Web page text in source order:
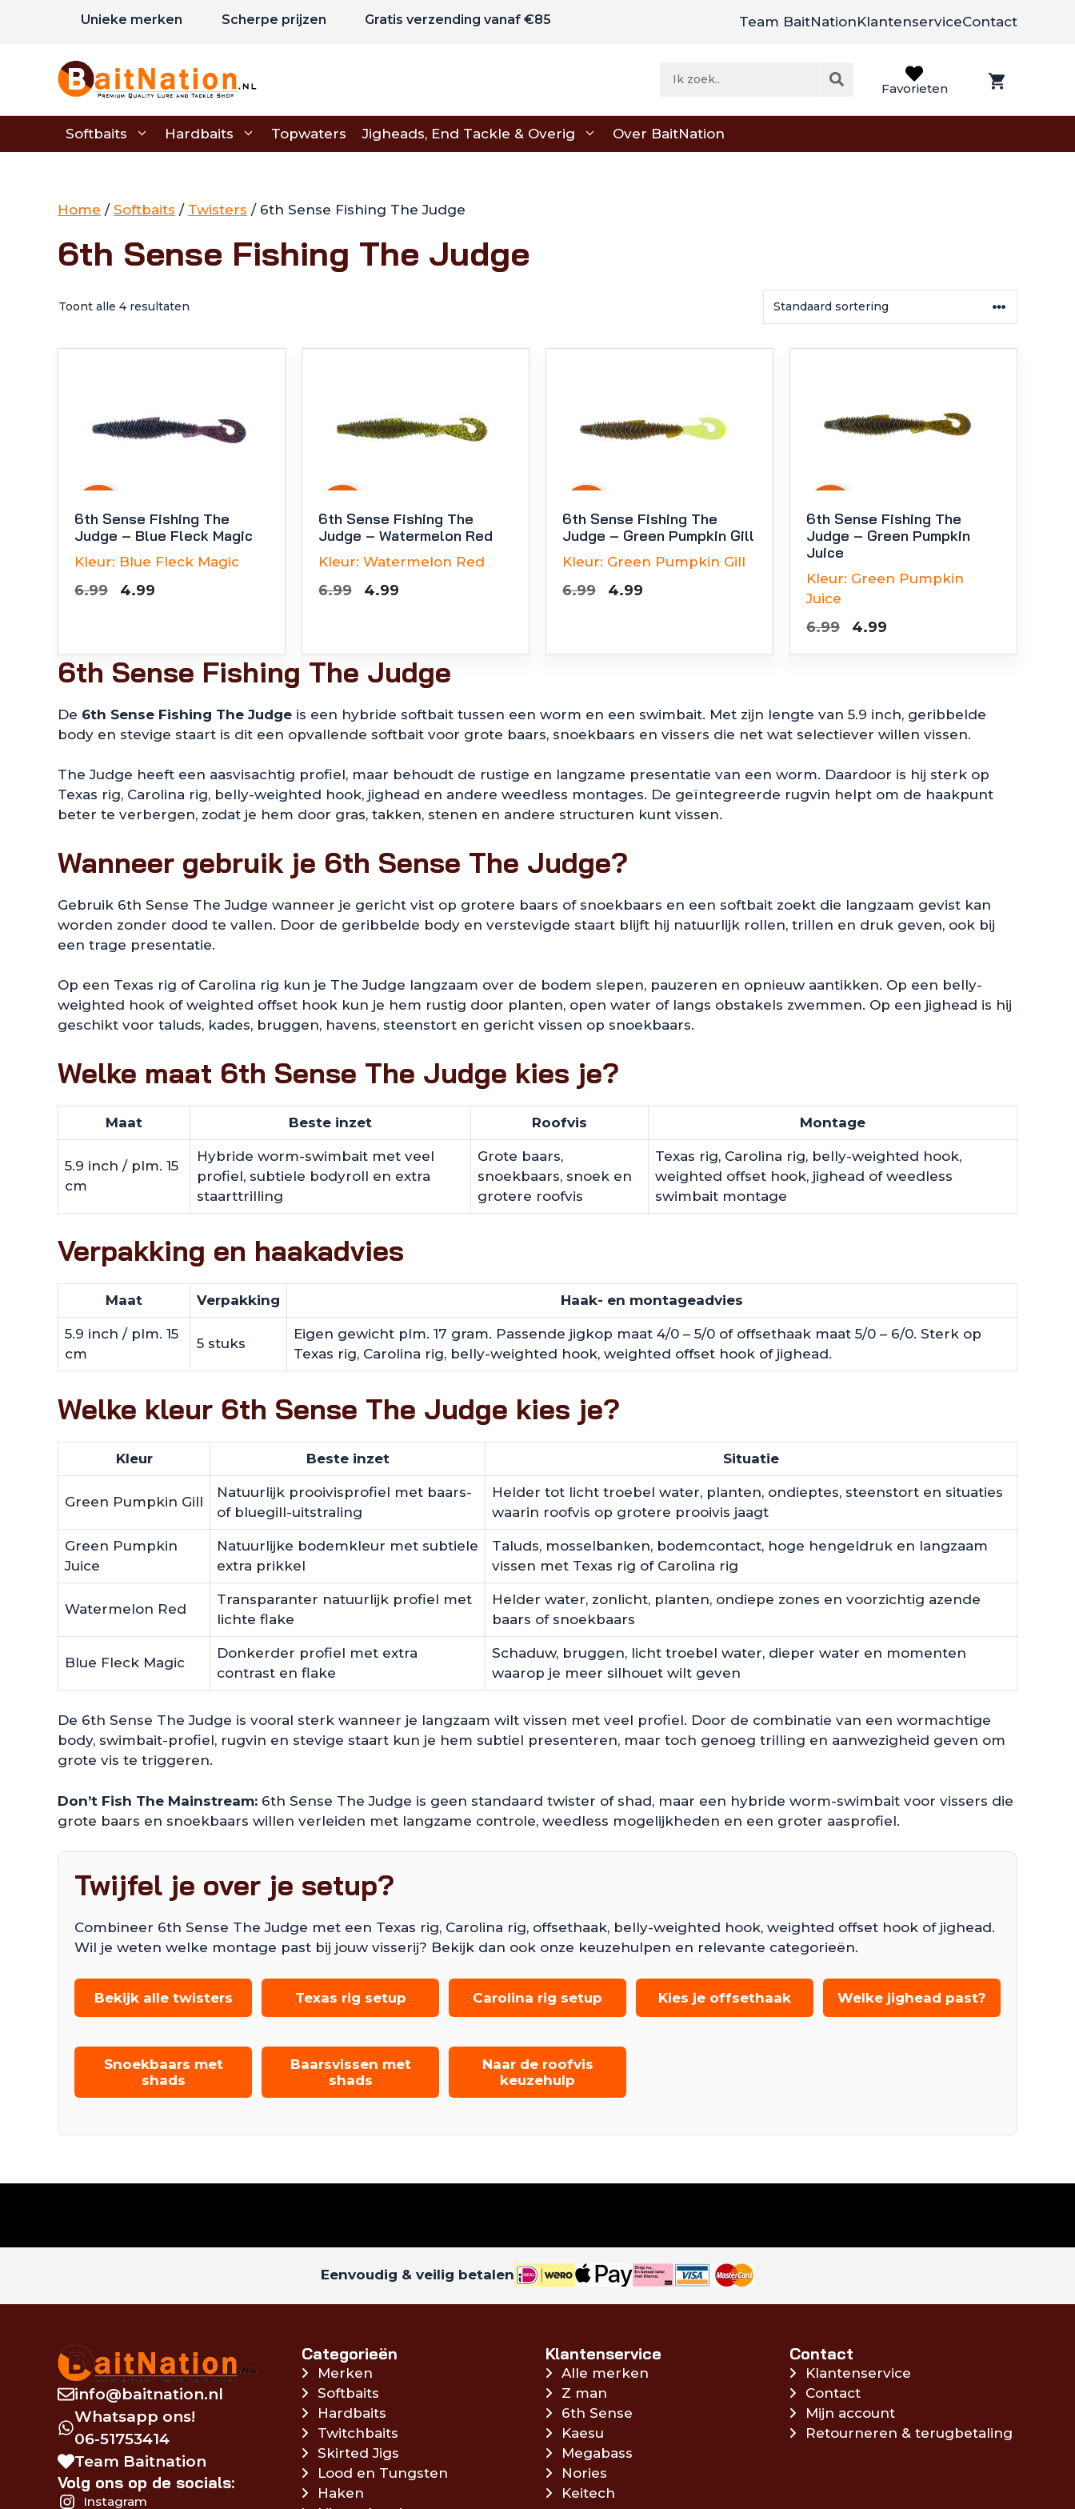
Unieke merken Scherpe prijzen Gratis verzending vanaf €85 Team BaitNationKlantenserviceContact
Favorieten
Softbaits Hardbaits Topwaters Jigheads, End Tackle & Overig Over BaitNation
Home / Softbaits / Twisters / 6th Sense Fishing The Judge
6th Sense Fishing The Judge
Toont alle 4 resultaten
6th Sense Fishing The
Judge – Blue Fleck Magic
Kleur: Blue Fleck Magic
6.99
Oorspronkelijke
€6.99.
4.99
€4.99.
6th Sense Fishing The
Judge – Watermelon Red
Kleur: Watermelon Red
6.99
Oorspronkelijke
€6.99.
4.99
€4.99.
6th Sense Fishing The
Judge – Green Pumpkin Gill
Kleur: Green Pumpkin Gill
6.99
Oorspronkelijke
€6.99.
4.99
€4.99.
6th Sense Fishing The
Judge – Green Pumpkin
Juice
Kleur: Green Pumpkin
Juice
6.99
Oorspronkelijke
4.99
6th Sense Fishing The Judge
De 6th Sense Fishing The Judge is een hybride softbait tussen een worm en een swimbait. Met zijn lengte van 5.9 inch, geribbelde
body en stevige staart is dit een opvallende softbait voor grote baars, snoekbaars en vissers die net wat selectiever willen vissen.
The Judge heeft een aasvisachtig profiel, maar behoudt de rustige en langzame presentatie van een worm. Daardoor is hij sterk op
Texas rig, Carolina rig, belly-weighted hook, jighead en andere weedless montages. De geïntegreerde rugvin helpt om de haakpunt
beter te verbergen, zodat je hem door gras, takken, stenen en andere structuren kunt vissen.
Wanneer gebruik je 6th Sense The Judge?
Gebruik 6th Sense The Judge wanneer je gericht vist op grotere baars of snoekbaars en een softbait zoekt die langzaam gevist kan
worden zonder dood te vallen. Door de geribbelde body en verstevigde staart blijft hij natuurlijk rollen, trillen en druk geven, ook bij
een trage presentatie.
Op een Texas rig of Carolina rig kun je The Judge langzaam over de bodem slepen, pauzeren en opnieuw aantikken. Op een belly-
weighted hook of weighted offset hook kun je hem rustig door planten, open water of langs obstakels zwemmen. Op een jighead is hij
geschikt voor taluds, kades, bruggen, havens, steenstort en gericht vissen op snoekbaars.
Welke maat 6th Sense The Judge kies je?
Maat Beste inzet Roofvis Montage
5.9 inch / plm. 15
cm
Hybride worm-swimbait met veel
profiel, subtiele bodyroll en extra
staarttrilling
Grote baars,
snoekbaars, snoek en
grotere roofvis
Texas rig, Carolina rig, belly-weighted hook,
weighted offset hook, jighead of weedless
swimbait montage
Verpakking en haakadvies
Maat Verpakking Haak- en montageadvies
5.9 inch / plm. 15
cm
5 stuks
Eigen gewicht plm. 17 gram. Passende jigkop maat 4/0 – 5/0 of offsethaak maat 5/0 – 6/0. Sterk op
Texas rig, Carolina rig, belly-weighted hook, weighted offset hook of jighead.
Welke kleur 6th Sense The Judge kies je?
Kleur Beste inzet Situatie
Green Pumpkin Gill
Natuurlijk prooivisprofiel met baars-
of bluegill-uitstraling
Helder tot licht troebel water, planten, ondieptes, steenstort en situaties
waarin roofvis op grotere prooivis jaagt
Green Pumpkin
Juice
Natuurlijke bodemkleur met subtiele
extra prikkel
Taluds, mosselbanken, bodemcontact, hoge hengeldruk en langzaam
vissen met Texas rig of Carolina rig
Watermelon Red
Transparanter natuurlijk profiel met
lichte flake
Helder water, zonlicht, planten, ondiepe zones en voorzichtig azende
baars of snoekbaars
Blue Fleck Magic
Donkerder profiel met extra
contrast en flake
Schaduw, bruggen, licht troebel water, dieper water en momenten
waarop je meer silhouet wilt geven
De 6th Sense The Judge is vooral sterk wanneer je langzaam wilt vissen met veel profiel. Door de combinatie van een wormachtige
body, swimbait-profiel, rugvin en stevige staart kun je hem subtiel presenteren, maar toch genoeg trilling en aanwezigheid geven om
grote vis te triggeren.
Don’t Fish The Mainstream: 6th Sense The Judge is geen standaard twister of shad, maar een hybride worm-swimbait voor vissers die
grote baars en snoekbaars willen verleiden met langzame controle, weedless mogelijkheden en een groter aasprofiel.
Twijfel je over je setup?
Combineer 6th Sense The Judge met een Texas rig, Carolina rig, offsethaak, belly-weighted hook, weighted offset hook of jighead.
Wil je weten welke montage past bij jouw visserij? Bekijk dan ook onze keuzehulpen en relevante categorieën.
Bekijk alle twisters Texas rig setup Carolina rig setup Kies je offsethaak Welke jighead past?
Snoekbaars met
shads
Baarsvissen met
shads
Naar de roofvis
keuzehulp
Eenvoudig & veilig betalen
info@baitnation.nl
Whatsapp ons!
06-51753414
Team Baitnation
Volg ons op de socials:
Instagram
Categorieën
Merken
Softbaits
Hardbaits
Twitchbaits
Skirted Jigs
Lood en Tungsten
Haken
Klantenservice
Alle merken
Z man
6th Sense
Kaesu
Megabass
Nories
Keitech
Contact
Klantenservice
Contact
Mijn account
Retourneren & terugbetaling